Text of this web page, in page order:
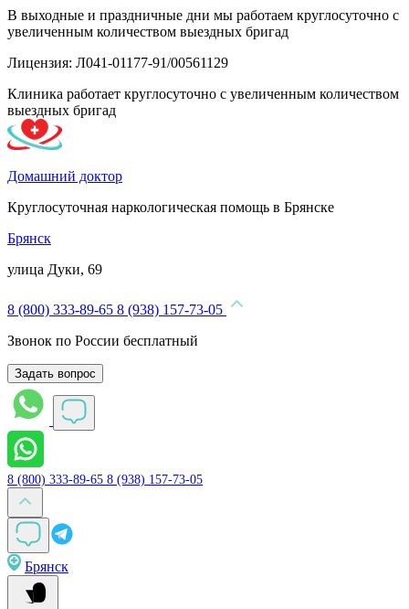
В выходные и праздничные дни мы работаем круглосуточно с
увеличенным количеством выездных бригад
Лицензия: Л041-01177-91/00561129
Клиника работает круглосуточно с увеличенным количеством
выездных бригад
Домашний доктор
Круглосуточная наркологическая помощь в Брянске
Брянск
улица Дуки, 69
8 (800) 333-89-65 8 (938) 157-73-05
Звонок по России бесплатный
Задать вопрос
8 (800) 333-89-65 8 (938) 157-73-05
Брянск